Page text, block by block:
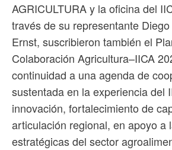
AGRICULTURA y la oficina del
través de su representante
Ernst, suscribieron también el
Colaboración Agricultura–IICA
continuidad a una agenda de
sustentada en la experiencia del
innovación, fortalecimiento de
articulación regional, en apoyo a
estratégicas del sector